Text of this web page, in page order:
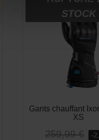
STOCK
Gants chauffant
XS
259,99 € -